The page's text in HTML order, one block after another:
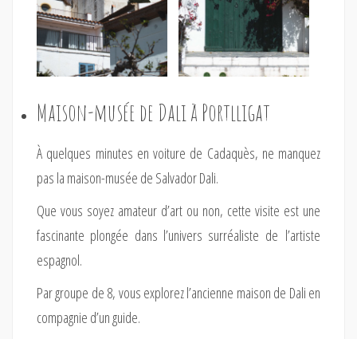
Maison-musée de Dali à Portlligat
À quelques minutes en voiture de Cadaquès, ne manquez
pas la maison-musée de Salvador Dali.
Que vous soyez amateur d’art ou non, cette visite est une
fascinante plongée dans l’univers surréaliste de l’artiste
espagnol.
Par groupe de 8, vous explorez l’ancienne maison de Dali en
compagnie d’un guide.